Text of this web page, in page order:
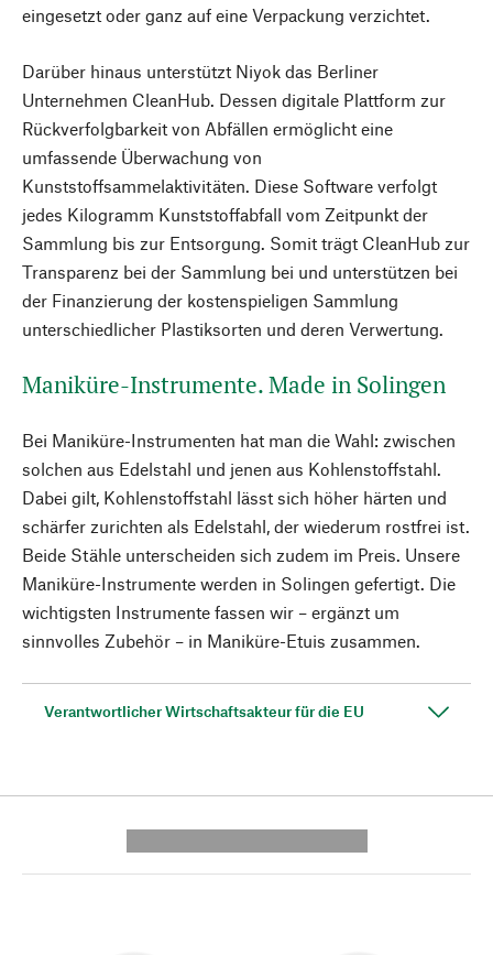
eingesetzt oder ganz auf eine Verpackung verzichtet.
Darüber hinaus unterstützt Niyok das Berliner
Unternehmen CleanHub. Dessen digitale Plattform zur
Rückverfolgbarkeit von Abfällen ermöglicht eine
umfassende Überwachung von
Kunststoffsammelaktivitäten. Diese Software verfolgt
jedes Kilogramm Kunststoffabfall vom Zeitpunkt der
Sammlung bis zur Entsorgung. Somit trägt CleanHub zur
Transparenz bei der Sammlung bei und unterstützen bei
der Finanzierung der kostenspieligen Sammlung
unterschiedlicher Plastiksorten und deren Verwertung.
Maniküre-Instrumente. Made in Solingen
Bei Maniküre-Instrumenten hat man die Wahl: zwischen
solchen aus Edelstahl und jenen aus Kohlenstoffstahl.
Dabei gilt, Kohlenstoffstahl lässt sich höher härten und
schärfer zurichten als Edelstahl, der wiederum rostfrei ist.
Beide Stähle unterscheiden sich zudem im Preis. Unsere
Maniküre-Instrumente werden in Solingen gefertigt. Die
wichtigsten Instrumente fassen wir – ergänzt um
sinnvolles Zubehör – in Maniküre-Etuis zusammen.
Verantwortlicher Wirtschaftsakteur für die EU